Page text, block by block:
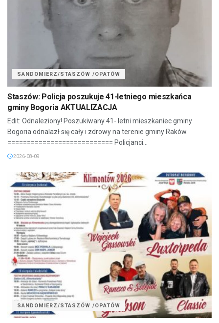
SANDOMIERZ/STASZÓW /OPATÓW
Staszów: Policja poszukuje 41-letniego mieszkańca
gminy Bogoria AKTUALIZACJA
Edit: Odnaleziony! Poszukiwany 41- letni mieszkaniec gminy
Bogoria odnalazł się cały i zdrowy na terenie gminy Raków.
=========================== Policjanci...
2026-08-09
SANDOMIERZ/STASZÓW /OPATÓW